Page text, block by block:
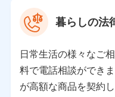
※ 当社および株式会社
データ憲章」に定める
※ パーソナルデータダ
理」の設定状態にかか
暮らしの法
日常生活の様々なご
料で電話相談ができ
が高額な商品を契約